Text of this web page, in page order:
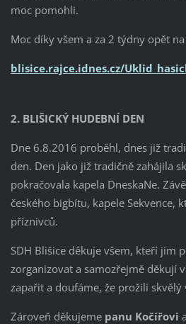
moc pomohli.
Moc díky všem a za 2 týdny opět
blisice.rajce.idnes.cz/
2. BLIŠICKÝ HUDEBNÍ DEN
Dne 6.8.2016 proběhl, dnes již
den. Den jako již tradičně zahájila
pokračovala kapela DneskaNe.
českého bigbítu, kapele Sekvence,
příznivců.
SDH Blišice děkuje všem, kteří jim
zorganizovat a samozřejmě děkují
zapařit a doufáme, že prožili skvělý
Zároveň děkujeme panu Kočířovi a